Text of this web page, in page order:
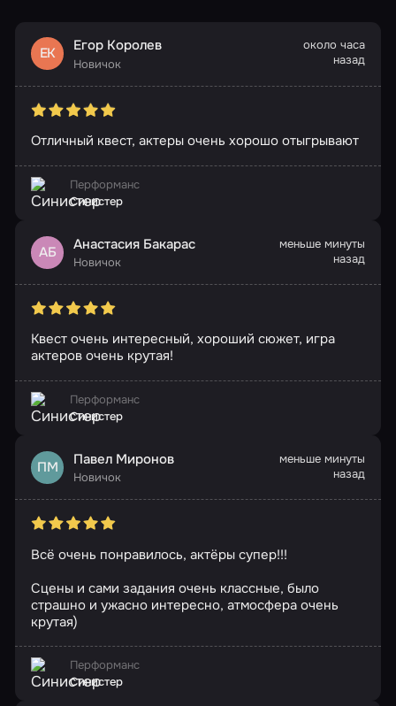
ЕК Егор Королев
Новичок
около часа
назад
Отличный квест, актеры очень хорошо отыгрывают
Перформанс
Синистер
АБ Анастасия Бакарас
Новичок
меньше минуты
назад
Квест очень интересный, хороший сюжет, игра
актеров очень крутая!
Перформанс
Синистер
ПМ Павел Миронов
Новичок
меньше минуты
назад
Всё очень понравилось, актёры супер!!!
Сцены и сами задания очень классные, было
страшно и ужасно интересно, атмосфера очень
крутая)
Перформанс
Синистер